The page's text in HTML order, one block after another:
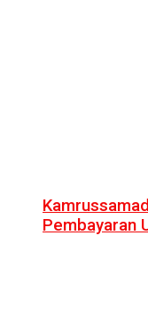
Pembayaran